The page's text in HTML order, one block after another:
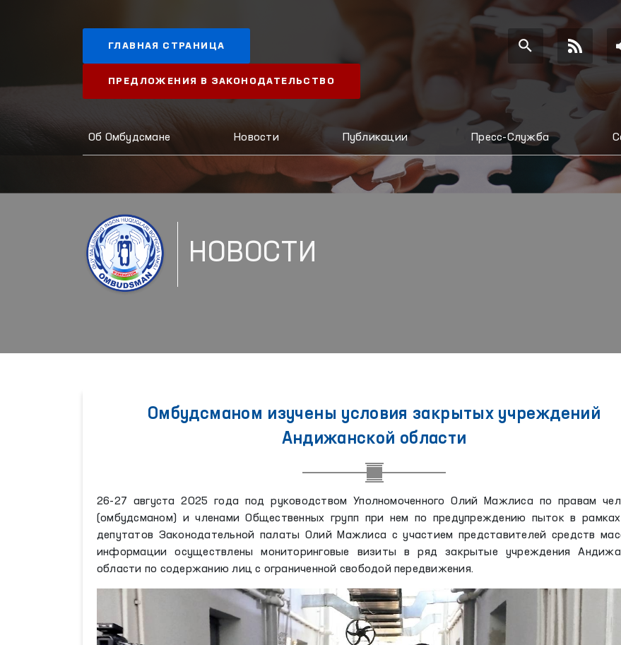
ГЛАВНАЯ СТРАНИЦА
ПРЕДЛОЖЕНИЯ В ЗАКОНОДАТЕЛЬСТВО
Об Омбудсмане Новости Публикации Пресс-Служба
НОВОСТИ
Омбудсманом изучены условия закрытых учреждений
Андижанской области
26-27 августа 2025 года под руководством Уполномоченного Олий Мажлиса по правам
(омбудсманом) и членами Общественных групп при нем по предупреждению пыток в
депутатов Законодательной палаты Олий Мажлиса с участием представителей средств
информации осуществлены мониторинговые визиты в ряд закрытые учреждения
области по содержанию лиц с ограниченной свободой передвижения.